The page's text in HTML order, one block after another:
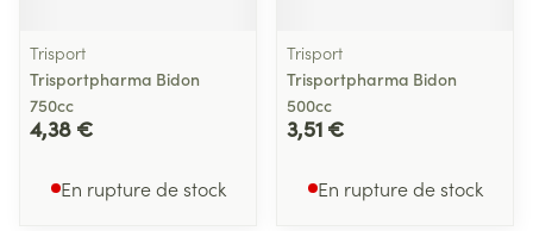
Trisport
Trisportpharma Bidon
750cc
4,38 €
En rupture de stock
Trisport
Trisportpharma Bidon
500cc
3,51 €
En rupture de stock